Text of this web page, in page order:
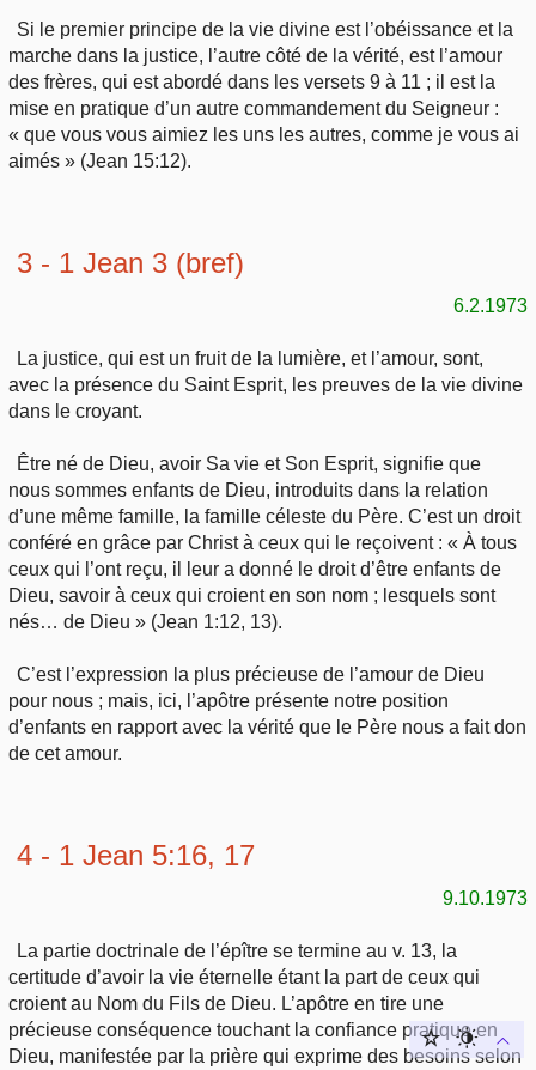
Si le premier principe de la vie divine est l’obéissance et la
marche dans la justice, l’autre côté de la vérité, est l’amour
des frères, qui est abordé dans les versets 9 à 11 ; il est la
mise en pratique d’un autre commandement du Seigneur :
« que vous vous aimiez les uns les autres, comme je vous ai
aimés » (Jean 15:12).
3 - 1 Jean 3 (bref)
6.2.1973
La justice, qui est un fruit de la lumière, et l’amour, sont,
avec la présence du Saint Esprit, les preuves de la vie divine
dans le croyant.
Être né de Dieu, avoir Sa vie et Son Esprit, signifie que
nous sommes enfants de Dieu, introduits dans la relation
d’une même famille, la famille céleste du Père. C’est un droit
conféré en grâce par Christ à ceux qui le reçoivent : « À tous
ceux qui l’ont reçu, il leur a donné le droit d’être enfants de
Dieu, savoir à ceux qui croient en son nom ; lesquels sont
nés… de Dieu » (Jean 1:12, 13).
C’est l’expression la plus précieuse de l’amour de Dieu
pour nous ; mais, ici, l’apôtre présente notre position
d’enfants en rapport avec la vérité que le Père nous a fait don
de cet amour.
4 - 1 Jean 5:16, 17
9.10.1973
La partie doctrinale de l’épître se termine au v. 13, la
certitude d’avoir la vie éternelle étant la part de ceux qui
croient au Nom du Fils de Dieu. L’apôtre en tire une
précieuse conséquence touchant la confiance pratique en
Dieu, manifestée par la prière qui exprime des besoins selon